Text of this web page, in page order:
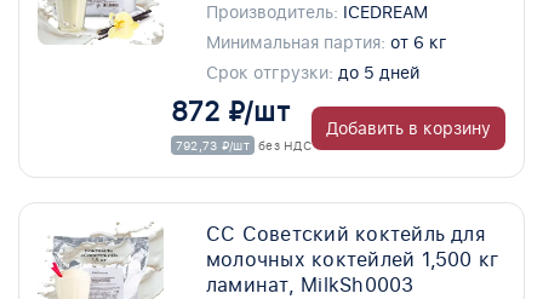
Производитель: ICEDREAM
Минимальная партия: от 6 кг
Срок отгрузки: до 5 дней
872 ₽/шт
792,73 ₽/шт без НДС
Добавить в корзину
СС Советский коктейль для
молочных коктейлей 1,500 кг
ламинат, MilkSh0003